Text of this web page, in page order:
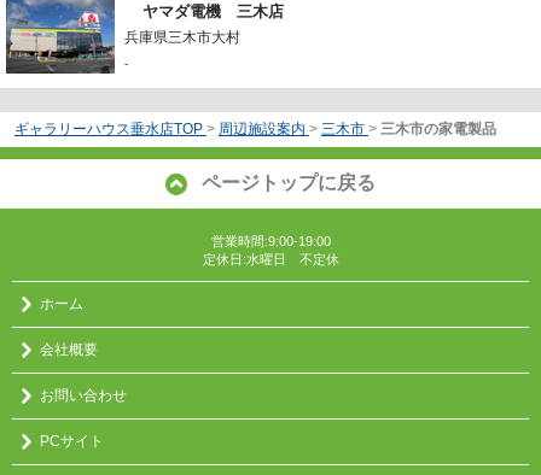
ヤマダ電機 三木店
兵庫県三木市大村
-
ギャラリーハウス垂水店TOP > 周辺施設案内 > 三木市 > 三木市の家電製品
ページトップに戻る
営業時間:9:00-19:00
定休日:水曜日 不定休
ホーム
会社概要
お問い合わせ
PCサイト